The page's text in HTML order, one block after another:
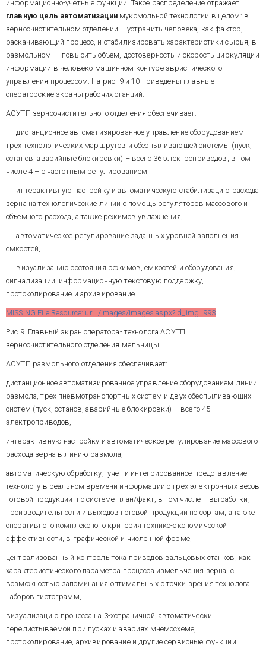
автором, для
зерноперерабатывающей
промышленности и сельского
хозяйства создано около 20
сотрудничества с фирмой
АдАстра, особенно в контексте
предпринятых нами в свое
время попыток применения
многократно убедила нас в
сделанного еще в 1994 г.
Продукты фирмы динамично
совершенствуются и
развиваются в русле
современных мировых
тенденций системотехники, в
на РС-совместимые
платформы, единство средств
АСУТП, расширение в
направлении интеграции с
экономическими системами и
др. Инструменты и
исполнительные системы
завидную эксплуатационную
надежность, сбытовая политика
фирмы привлекательна и
активна, техническая
поддержка по настоящему
оперативна, обширна и
доброжелательна.
Автору в прошлые годы не раз
приходилось отстаивать
достоинства TRACE MODE в
спорах с софтерами-снобами от
системной интеграции. Что-то
их в последнее время не
слышно…
информационно-учетные функции. Такое распределение отражает
главную цель автоматизации мукомольной технологии в целом: в
зерноочистительном отделении – устранить человека, как фактор,
раскачивающий процесс, и стабилизировать характеристики сырья, в
размольном – повысить объем, достоверность и скорость циркуляции
информации в человеко-машинном контуре эвристического
управления процессом. На рис. 9 и 10 приведены главные
операторские экраны рабочих станций.
АСУТП зерноочистительного отделения обеспечивает:
дистанционное автоматизированное управление оборудованием
трех технологических маршрутов и обеспыливающей системы (пуск,
останов, аварийные блокировки) – всего 36 электроприводов, в том
числе 4 – с частотным регулированием,
интерактивную настройку и автоматическую стабилизацию расхода
зерна на технологические линии с помощь регуляторов массового и
объемного расхода, а также режимов увлажнения,
автоматическое регулирование заданных уровней заполнения
емкостей,
визуализацию состояния режимов, емкостей и оборудования,
сигнализации, информационную текстовую поддержку,
протоколирование и архивирование.
MISSING File Resource: url=/images/images.aspx?id_img=993
Рис.9. Главный экран оператора- технолога АСУТП
зерноочистительного отделения мельницы
АСУТП размольного отделения обеспечивает:
дистанционное автоматизированное управление оборудованием линии
размола, трех пневмотранспортных систем и двух обеспыливающих
систем (пуск, останов, аварийные блокировки) – всего 45
электроприводов,
интерактивную настройку и автоматическое регулирование массового
расхода зерна в линию размола,
автоматическую обработку, учет и интегрированное представление
технологу в реальном времени информации с трех электронных весов
готовой продукции по системе план/факт, в том числе – выработки,
производительности и выходов готовой продукции по сортам, а также
оперативного комплексного критерия технико-экономической
эффективности, в графической и численной форме,
централизованный контроль тока приводов вальцовых станков, как
характеристического параметра процесса измельчения зерна, с
возможностью запоминания оптимальных с точки зрения технолога
наборов гистограмм,
визуализацию процесса на 3-хстраничной, автоматически
перелистываемой при пусках и авариях мнемосхеме,
протоколирование, архивирование и другие сервисные функции.